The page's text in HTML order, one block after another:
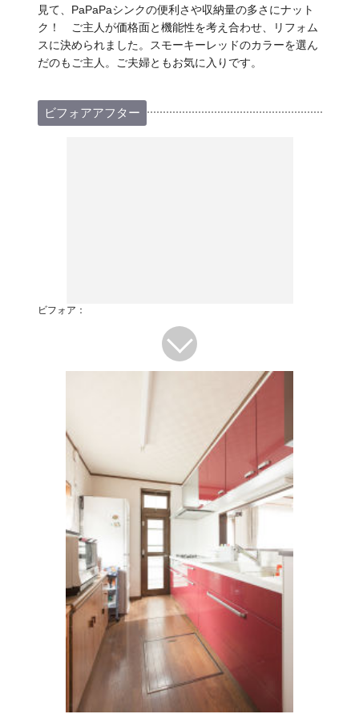
見て、PaPaPaシンクの便利さや収納量の多さにナット
ク！ ご主人が価格面と機能性を考え合わせ、リフォム
スに決められました。スモーキーレッドのカラーを選ん
だのもご主人。ご夫婦ともお気に入りです。
ビフォアアフター
ビフォア：